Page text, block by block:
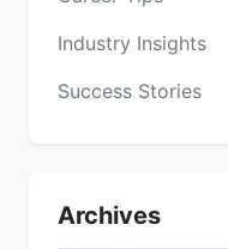
Industry Insights
Success Stories
Archives